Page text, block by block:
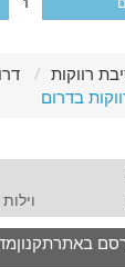
רווקות
בדרום
באתרתקנון